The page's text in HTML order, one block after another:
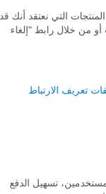
التي نعتقد أنك قد
من خلال رابط "إلغاء
تعريف الارتباط
تسهيل الدفع